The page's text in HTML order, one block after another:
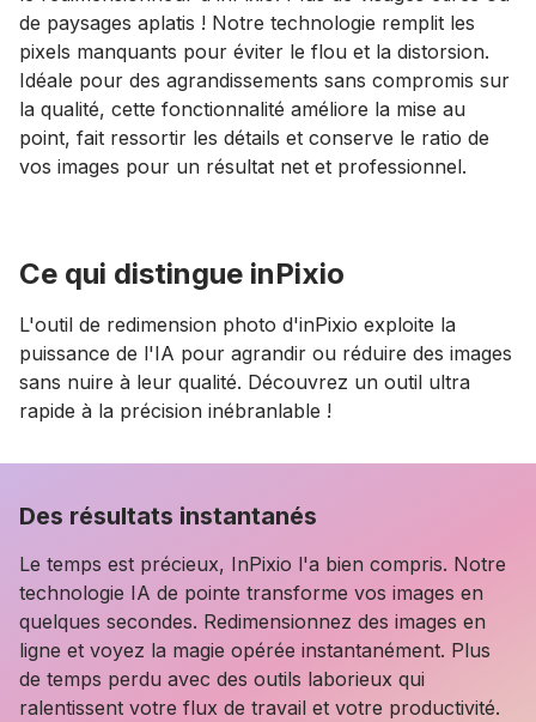
de paysages aplatis ! Notre technologie remplit les
pixels manquants pour éviter le flou et la distorsion.
Idéale pour des agrandissements sans compromis sur
la qualité, cette fonctionnalité améliore la mise au
point, fait ressortir les détails et conserve le ratio de
vos images pour un résultat net et professionnel.
Ce qui distingue inPixio
L'outil de redimension photo d'inPixio exploite la
puissance de l'IA pour agrandir ou réduire des images
sans nuire à leur qualité. Découvrez un outil ultra
rapide à la précision inébranlable !
Des résultats instantanés
Le temps est précieux, InPixio l'a bien compris. Notre
technologie IA de pointe transforme vos images en
quelques secondes. Redimensionnez des images en
ligne et voyez la magie opérée instantanément. Plus
de temps perdu avec des outils laborieux qui
ralentissent votre flux de travail et votre productivité.